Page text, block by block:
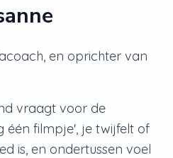
en oprichter van
vraagt voor de
één filmpje', je twijfelt of
is, en ondertussen voel